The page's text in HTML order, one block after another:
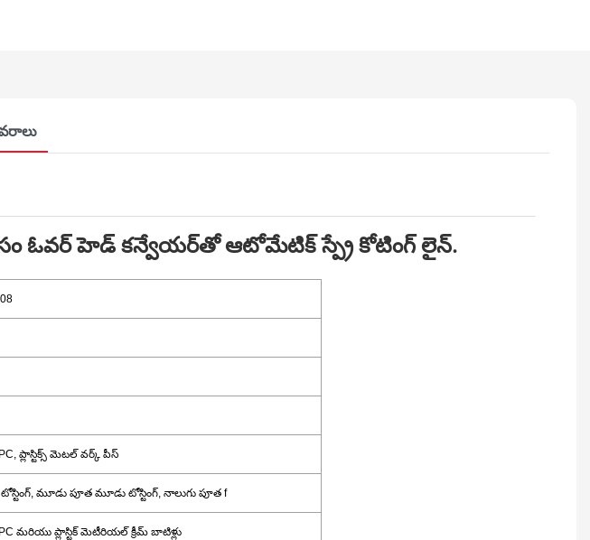
ఓవర్ హెడ్ కన్వేయర్‌తో ఆటోమేటిక్ స్ప్రే కోటింగ్ లైన్.
ప్లాస్టిక్స్ మెటల్ వర్క్ పీస్
టోస్టింగ్, మూడు పూత మూడు టోస్టింగ్, నాలుగు పూత f
PC మరియు ప్లాస్టిక్ మెటీరియల్ క్రీమ్ బాటిళ్లు